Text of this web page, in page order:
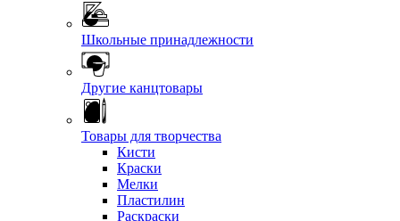
Школьные принадлежности
Другие канцтовары
Товары для творчества
Кисти
Краски
Мелки
Пластилин
Раскраски